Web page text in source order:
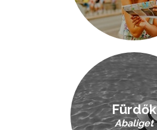
Fürdők
Abaliget